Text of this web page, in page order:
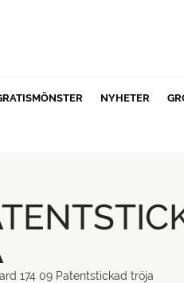
NYHETER
174 09 Patentstickad tröja